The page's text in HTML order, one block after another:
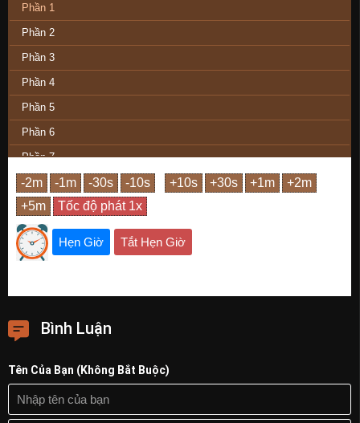
Phần 1
Phần 2
Phần 3
Phần 4
Phần 5
Phần 6
Phần 7
Phần 8
Phần 9
Phần 10
Phần 11
Phần 14
Phần 17
Hẹn Giờ Tắt Hẹn Giờ
Bình Luận
Tên Của Bạn (Không Bắt Buộc)